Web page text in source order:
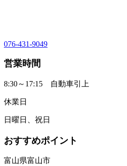
076-431-9049
営業時間
8:30～17:15 自動車引上
休業日
日曜日、祝日
おすすめポイント
富山県富山市